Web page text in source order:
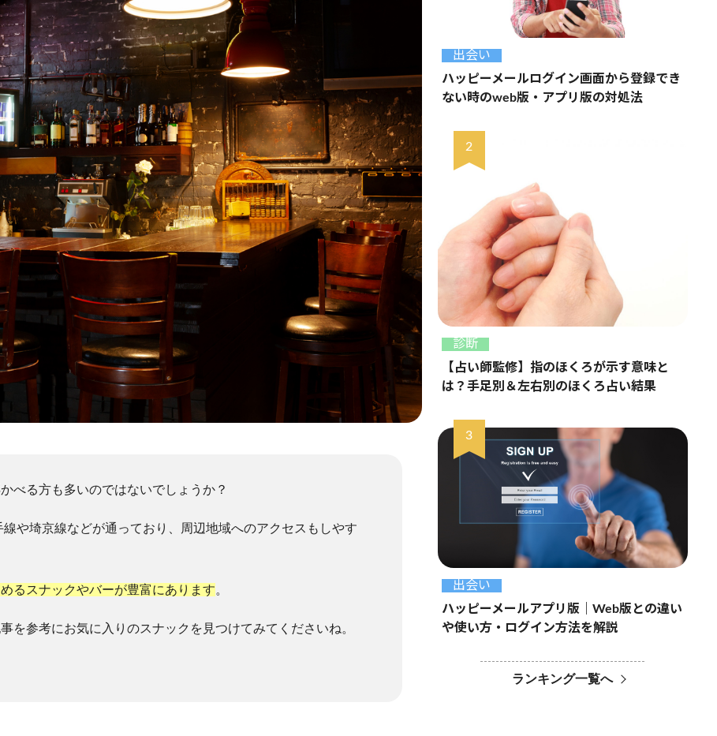
べる方も多いのではないでしょうか？
や埼京線などが通っており、周辺地域へのアクセスもしやす
るスナックやバーが豊富にあります。
を参考にお気に入りのスナックを見つけてみてくださいね。
出会い
ハッピーメールログイン画面から登録でき
ない時のweb版・アプリ版の対処法
診断
【占い師監修】指のほくろが示す意味と
は？手足別＆左右別のほくろ占い結果
出会い
ハッピーメールアプリ版｜Web版との違い
や使い方・ログイン方法を解説
ランキング一覧へ